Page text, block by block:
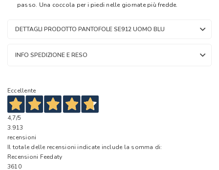
passo. Una coccola per i piedi nelle giornate più fredde.
DETTAGLI PRODOTTO PANTOFOLE SE912 UOMO BLU
INFO SPEDIZIONE E RESO
Eccellente
4,7/5
3.913
recensioni
Il totale delle recensioni indicate include la somma di:
Recensioni Feedaty
3610